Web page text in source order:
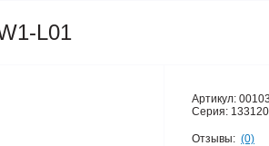
L01
Артикул:
Серия: 133120
Отзывы: (0)